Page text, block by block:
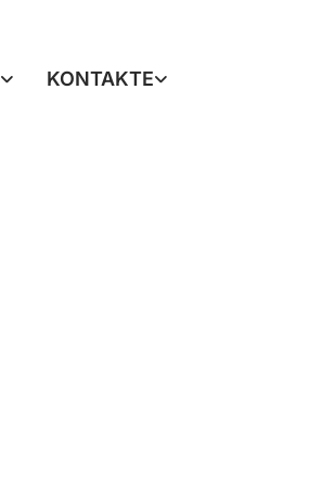
KONTAKTE